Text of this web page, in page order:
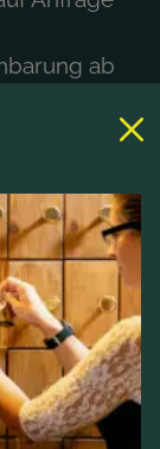
ab
–
der
13x18